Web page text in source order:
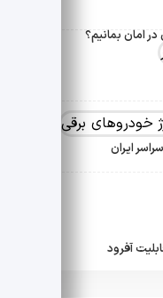
در امان بمانیم؟
ایران
آفرود